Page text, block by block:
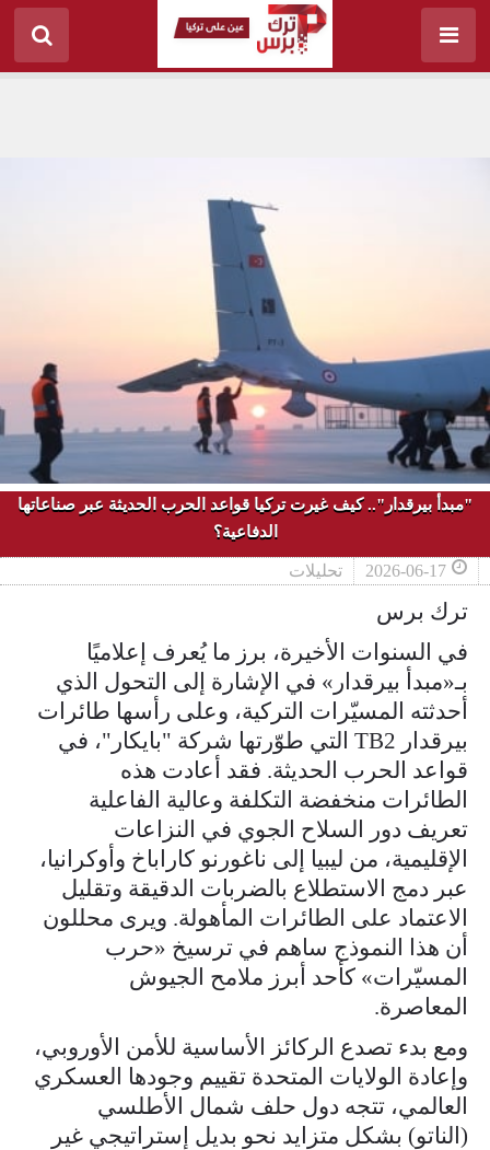
"مبدأ بيرقدار".. كيف غيرت تركيا قواعد الحرب الحديثة عبر صناعاتها
الدفاعية؟
2026-06-17 تحليلات
ترك برس
في السنوات الأخيرة، برز ما يُعرف إعلاميًا
بـ«مبدأ بيرقدار» في الإشارة إلى التحول الذي
أحدثته المسيّرات التركية، وعلى رأسها طائرات
بيرقدار TB2 التي طوّرتها شركة "بايكار"، في
قواعد الحرب الحديثة. فقد أعادت هذه
الطائرات منخفضة التكلفة وعالية الفاعلية
تعريف دور السلاح الجوي في النزاعات
الإقليمية، من ليبيا إلى ناغورنو كاراباخ وأوكرانيا،
عبر دمج الاستطلاع بالضربات الدقيقة وتقليل
الاعتماد على الطائرات المأهولة. ويرى محللون
أن هذا النموذج ساهم في ترسيخ «حرب
المسيّرات» كأحد أبرز ملامح الجيوش
المعاصرة.
ومع بدء تصدع الركائز الأساسية للأمن الأوروبي،
وإعادة الولايات المتحدة تقييم وجودها العسكري
العالمي، تتجه دول حلف شمال الأطلسي
(الناتو) بشكل متزايد نحو بديل إستراتيجي غير